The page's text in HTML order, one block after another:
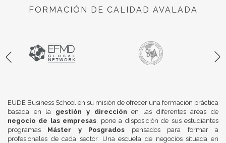
FORMACIÓN DE CALIDAD AVALADA
EUDE Business School en su misión de ofrecer una formación práctica
basada en la gestión y dirección en las diferentes áreas de
negocio de las empresas, pone a disposición de sus estudiantes
programas Máster y Posgrados pensados para formar a
profesionales de cada sector. Una escuela de negocios situada en